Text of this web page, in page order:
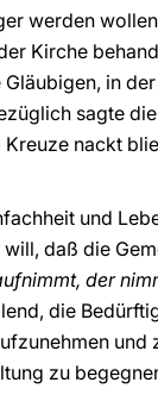
werden
Kirche
in
sagte
nackt
und
will, daß die
der
die
zu